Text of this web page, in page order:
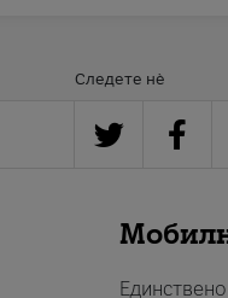
Следете нè